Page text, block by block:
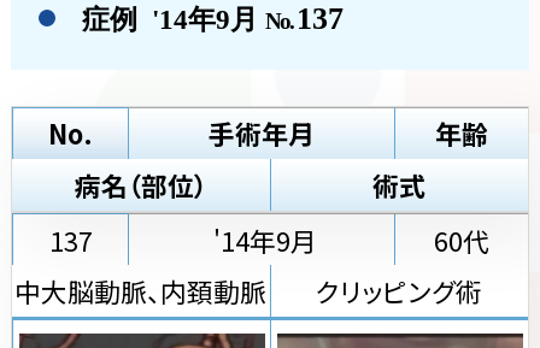
症例 '14年9月 No.137
No. 手術年月
年齢
病名（部位）
術式
137
'14年9月
60代
中大脳動脈、内頚動脈
クリッピング術